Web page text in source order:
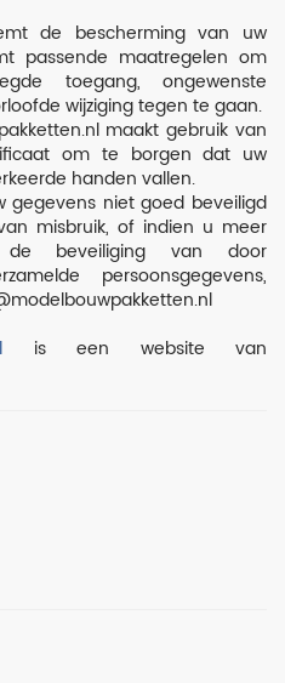
de bescherming van uw
passende maatregelen om
toegang, ongewenste
wijziging tegen te gaan.
maakt gebruik van
om te borgen dat uw
handen vallen.
niet goed beveiligd
misbruik, of indien u meer
beveiliging van door
persoonsgegevens,
is een website van